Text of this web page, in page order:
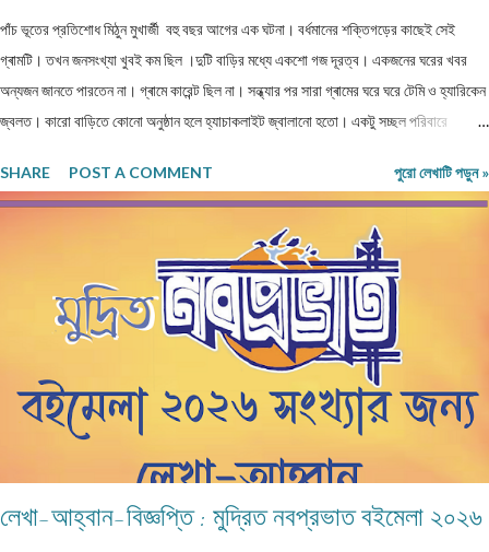
পাঁচ ভূতের প্রতিশোধ মিঠুন মুখার্জী বহু বছর আগের এক ঘটনা। বর্ধমানের শক্তিগড়ের কাছেই সেই
গ্ৰামটি। তখন জনসংখ্যা খুবই কম ছিল ।দুটি বাড়ির মধ্যে একশো গজ দূরত্ব। একজনের ঘরের খবর
অন্যজন জানতে পারতেন না। গ্ৰামে কারেন্ট ছিল না। সন্ধ্যার পর সারা গ্ৰামের ঘরে ঘরে টেমি ও হ্যারিকেন
জ্বলত। কারো বাড়িতে কোনো অনুষ্ঠান হলে হ্যাচাকলাইট জ্বালানো হতো। একটু সচ্ছল পরিবারে
পাওয়া যেত না। ঐ গ্ৰাম থেকে বাজারের দূরত্ব তিন কিলোমিটার হবে। বাজারে সন্ধ্যার পর জেনারেটরের
লাইন ভাড়া নিয়ে সকলে লাইট জ্বালাত ও ফ্যান চালাত। বাজারে যাওয়ার সময় একটা বিরাট মাঠ পার হতে
হত। যে মাঠের পুরোটা একজায়গায় দাঁড়িয়ে দেখা যেত না। গ্ৰামের মানুষেরা নিজেদের মধ্যে বলাবলি করত,
সন্ধ্যার পর এই মাঠে ভূতেদের আখরা বসে। তারা অনেকেই রাত্রি বেলা ওই মাঠে ভূতেদের দাঁড়িয়ে কখনো
বসে জটলা পাকাতে দেখেছে। এই মাঠের উত্তর দিকে একটি বিশাল তেঁতুল গাছ ছিল। এই গাছ থেকেই
ভূতেরা মাঠে নেমে আসত নিজেদের মধ্যে বিভিন্ন বিষয় নিয়ে আলোচনা করার জন্য। তাদের আলোচনার
SHARE POST A COMMENT পুরো লেখাটি পড়ুন »
লেখা-আহ্বান-বিজ্ঞপ্তি : মুদ্রিত নবপ্রভাত বইমেলা ২০২৬